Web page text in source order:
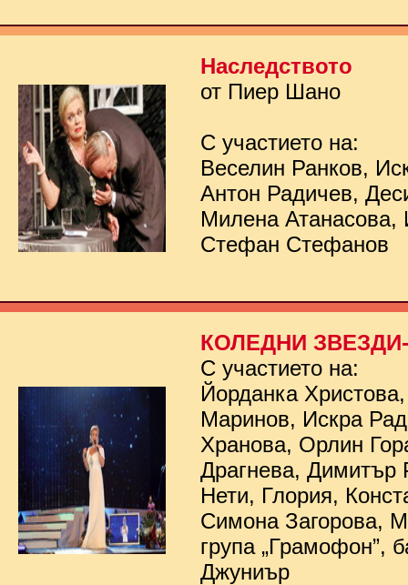
Наследството
от Пиер Шано
С участието на:
Веселин Ранков,
Антон Радичев,
Милена Атанасова,
Стефан Стефанов
КОЛЕДНИ ЗВЕЗДИ-
С участието на:
Йорданка
Маринов, Искра
Хранова, Орлин
Драгнева, Димитър
Нети, Глория,
Симона Загорова,
група „Грамофон”,
Джуниър